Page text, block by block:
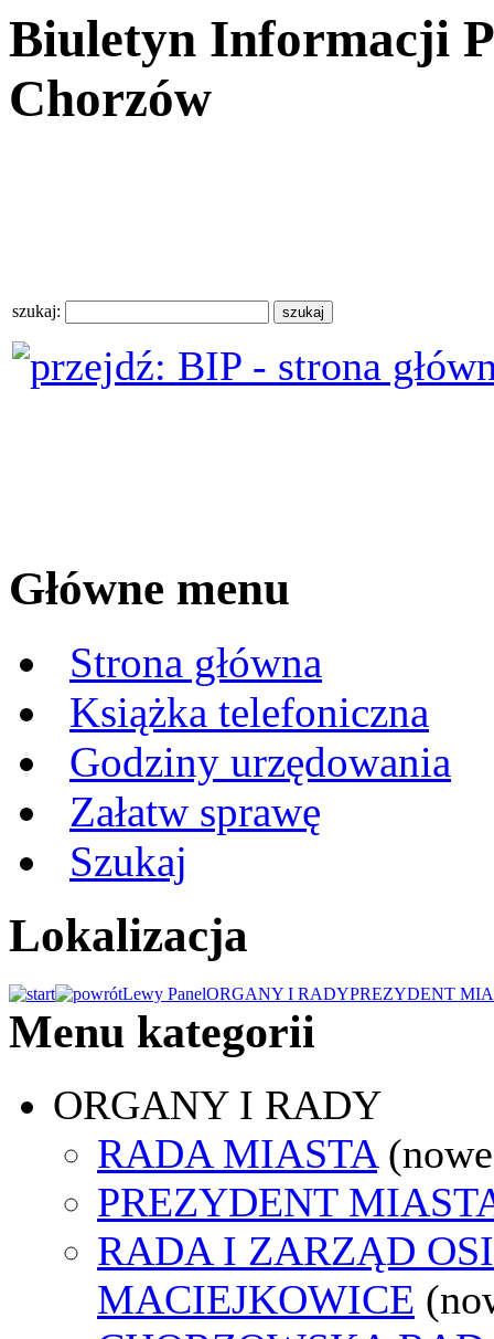
Biuletyn Informacji
Chorzów
szukaj:
Główne menu
Strona główna
Książka telefoniczna
Godziny urzędowania
Załatw sprawę
Szukaj
Lokalizacja
Lewy PanelORGANY I RADYPREZYDENT
Menu kategorii
ORGANY I RADY
RADA MIASTA
PREZYDENT
RADA I ZARZĄD
MACIEJKOWICE